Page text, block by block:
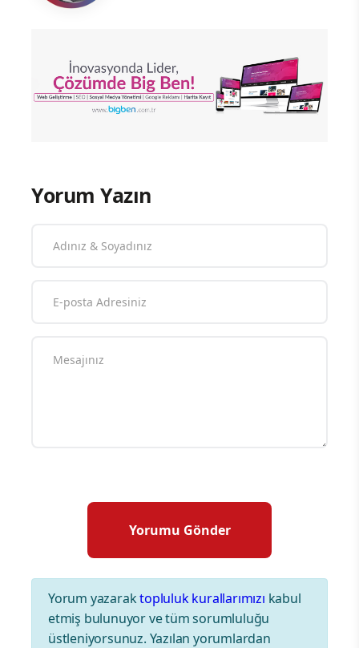
Yorum Yazın
Yorum yazaraktopluluk kurallarımızı kabul
etmiş bulunuyor ve tüm sorumluluğu
üstleniyorsunuz. Yazılan yorumlardan